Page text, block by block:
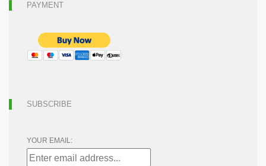
PAYMENT
SUBSCRIBE
YOUR EMAIL: